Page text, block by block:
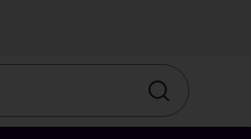
Otsin